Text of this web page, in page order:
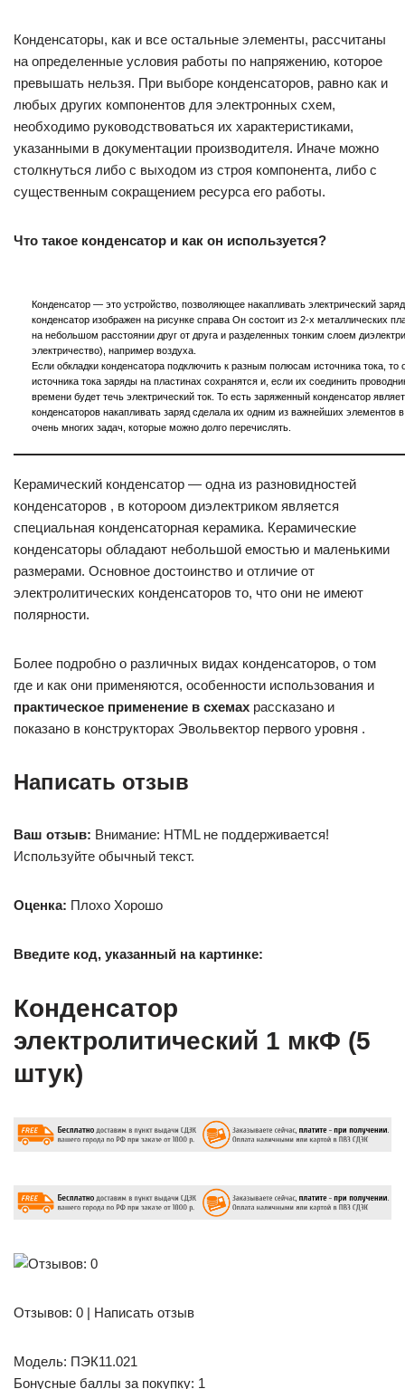
Конденсаторы, как и все остальные элементы, рассчитаны
на определенные условия работы по напряжению, которое
превышать нельзя. При выборе конденсаторов, равно как и
любых других компонентов для электронных схем,
необходимо руководствоваться их характеристиками,
указанными в документации производителя. Иначе можно
столкнуться либо с выходом из строя компонента, либо с
существенным сокращением ресурса его работы.
Что такое конденсатор и как он используется?
Конденсатор — это устройство, позволяющее накапливать электрический
конденсатор изображен на рисунке справа Он состоит из 2-х металлических
на небольшом расстоянии друг от друга и разделенных тонким слоем
электричество), например воздуха.
Если обкладки конденсатора подключить к разным полюсам источника тока,
источника тока заряды на пластинах сохранятся и, если их соединить
времени будет течь электрический ток. То есть заряженный конденсатор
конденсаторов накапливать заряд сделала их одним из важнейших
очень многих задач, которые можно долго перечислять.
Керамический конденсатор — одна из разновидностей
конденсаторов , в котороом диэлектриком является
специальная конденсаторная керамика. Керамические
конденсаторы обладают небольшой емостью и маленькими
размерами. Основное достоинство и отличие от
электролитических конденсаторов то, что они не имеют
полярности.
Более подробно о различных видах конденсаторов, о том
где и как они применяются, особенности использования и
практическое применение в схемах рассказано и
показано в конструкторах Эвольвектор первого уровня .
Написать отзыв
Ваш отзыв: Внимание: HTML не поддерживается!
Используйте обычный текст.
Оценка: Плохо Хорошо
Введите код, указанный на картинке:
Конденсатор
электролитический 1 мкФ (5
штук)
Отзывов: 0 | Написать отзыв
Модель: ПЭК11.021
Бонусные баллы за покупку: 1